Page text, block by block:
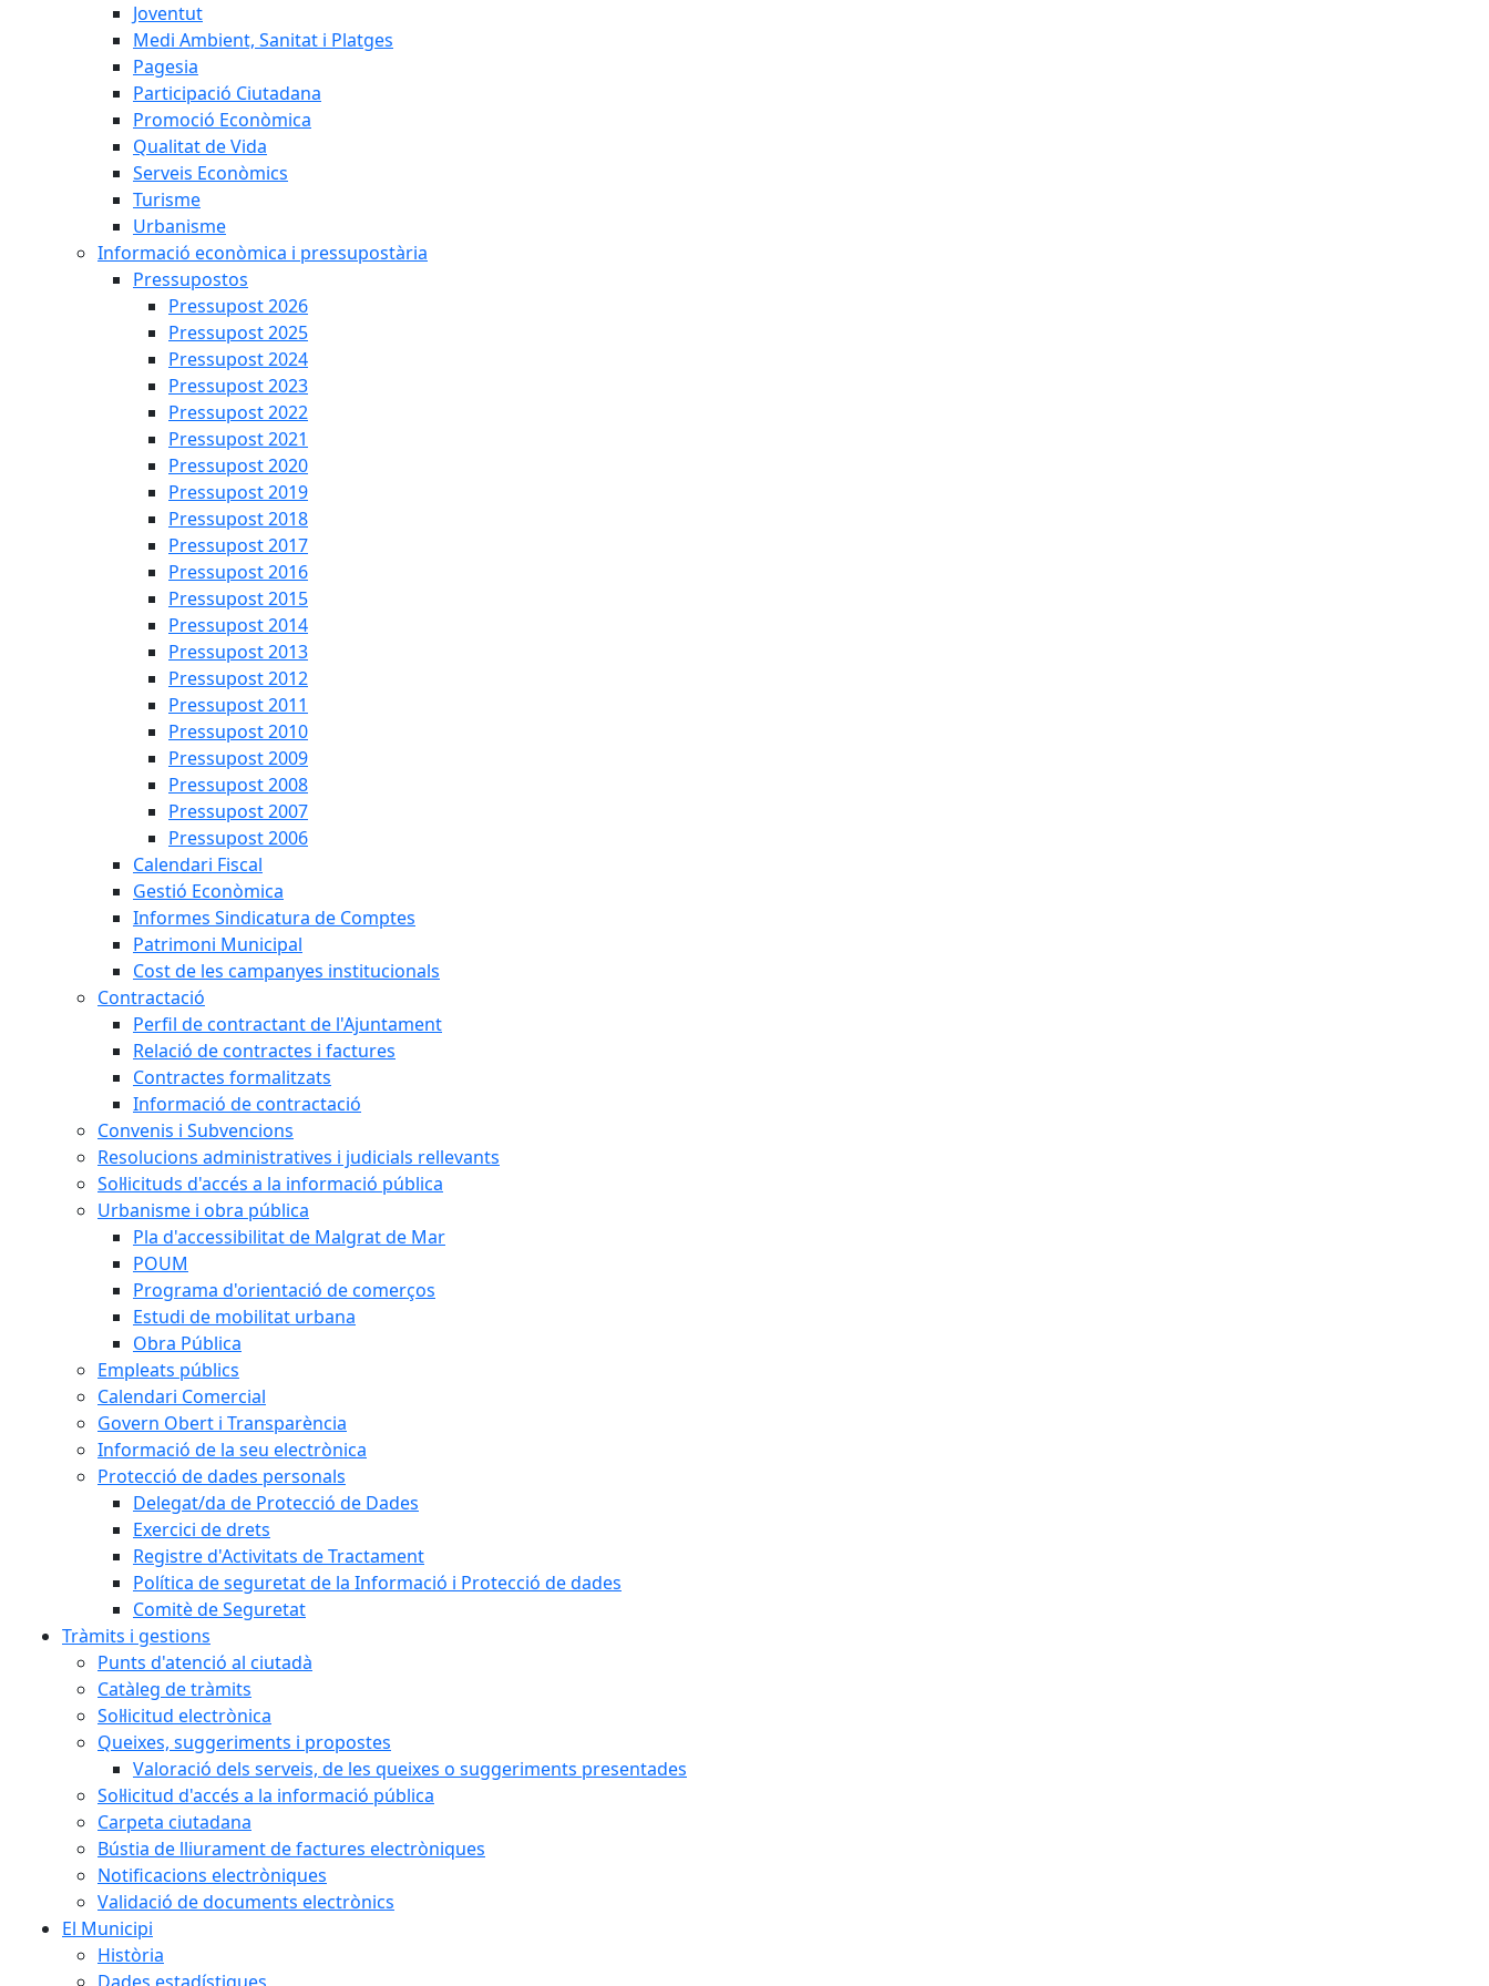
Joventut
Medi Ambient, Sanitat i Platges
Pagesia
Participació Ciutadana
Promoció Econòmica
Qualitat de Vida
Serveis Econòmics
Turisme
Urbanisme
Informació econòmica i pressupostària
Pressupostos
Pressupost 2026
Pressupost 2025
Pressupost 2024
Pressupost 2023
Pressupost 2022
Pressupost 2021
Pressupost 2020
Pressupost 2019
Pressupost 2018
Pressupost 2017
Pressupost 2016
Pressupost 2015
Pressupost 2014
Pressupost 2013
Pressupost 2012
Pressupost 2011
Pressupost 2010
Pressupost 2009
Pressupost 2008
Pressupost 2007
Pressupost 2006
Calendari Fiscal
Gestió Econòmica
Informes Sindicatura de Comptes
Patrimoni Municipal
Cost de les campanyes institucionals
Contractació
Perfil de contractant de l'Ajuntament
Relació de contractes i factures
Contractes formalitzats
Informació de contractació
Convenis i Subvencions
Resolucions administratives i judicials rellevants
Sol·licituds d'accés a la informació pública
Urbanisme i obra pública
Pla d'accessibilitat de Malgrat de Mar
POUM
Programa d'orientació de comerços
Estudi de mobilitat urbana
Obra Pública
Empleats públics
Calendari Comercial
Govern Obert i Transparència
Informació de la seu electrònica
Protecció de dades personals
Delegat/da de Protecció de Dades
Exercici de drets
Registre d'Activitats de Tractament
Política de seguretat de la Informació i Protecció de dades
Comitè de Seguretat
Tràmits i gestions
Punts d'atenció al ciutadà
Catàleg de tràmits
Sol·licitud electrònica
Queixes, suggeriments i propostes
Valoració dels serveis, de les queixes o suggeriments presentades
Sol·licitud d'accés a la informació pública
Carpeta ciutadana
Bústia de lliurament de factures electròniques
Notificacions electròniques
Validació de documents electrònics
El Municipi
Història